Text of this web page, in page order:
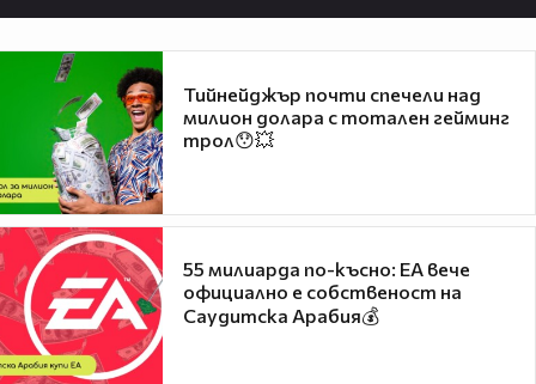
Тийнейджър почти спечели над
милион долара с тотален гейминг
трол😯💥
55 милиарда по-късно: EA вече
официално е собственост на
Саудитска Арабия💰